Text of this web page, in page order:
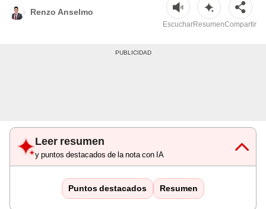
Renzo Anselmo
EscucharResumenCompartir
Leer resumen
y puntos destacados de la nota con IA
Puntos destacados Resumen